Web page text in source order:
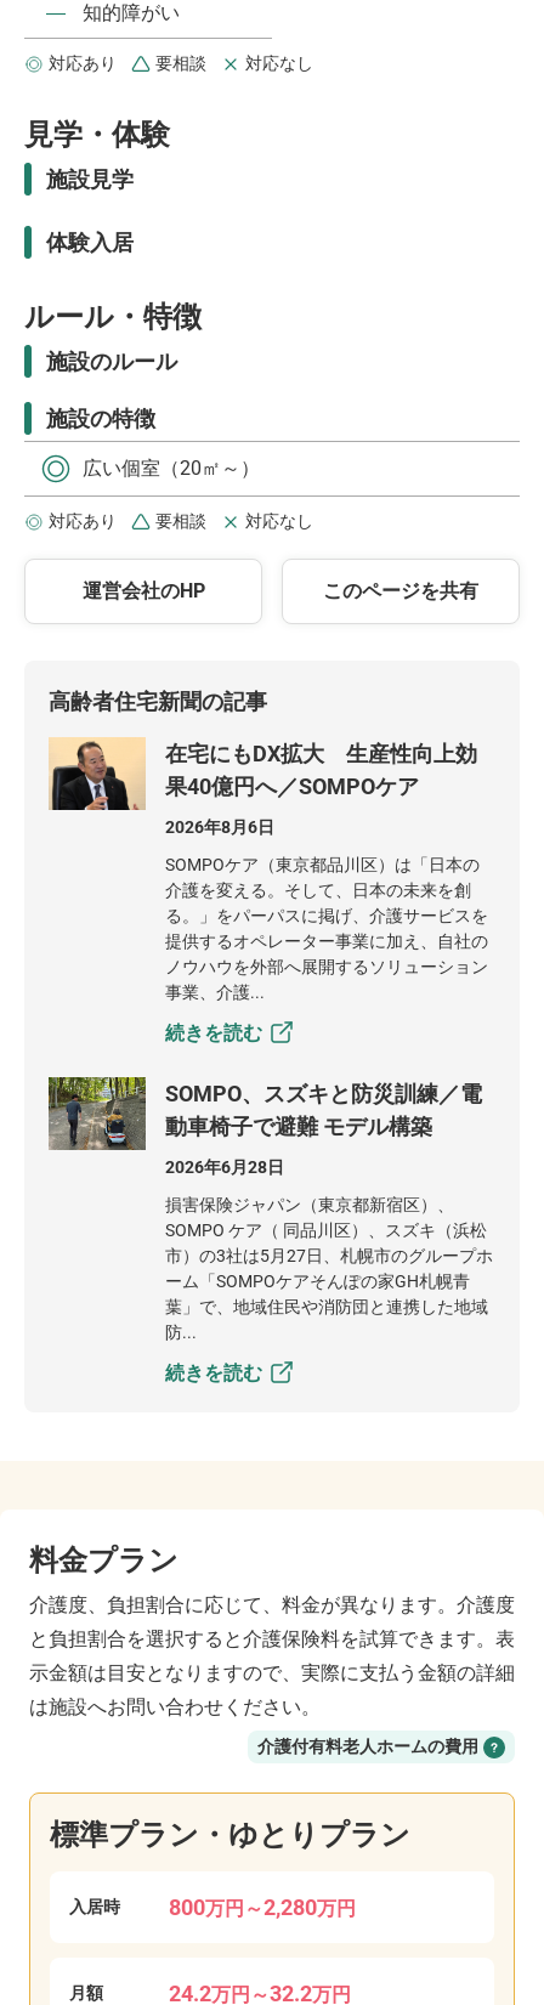
― 知的障がい
対応あり 要相談 対応なし
見学・体験
施設見学
体験入居
ルール・特徴
施設のルール
施設の特徴
広い個室（20㎡～）
対応あり 要相談 対応なし
運営会社のHP このページを共有
高齢者住宅新聞の記事
在宅にもDX拡大 生産性向上効
果40億円へ／SOMPOケア
2026年8月6日
SOMPOケア（東京都品川区）は「日本の
介護を変える。そして、日本の未来を創
る。」をパーパスに掲げ、介護サービスを
提供するオペレーター事業に加え、自社の
ノウハウを外部へ展開するソリューション
事業、介護...
続きを読む
SOMPO、スズキと防災訓練／電
動車椅子で避難 モデル構築
2026年6月28日
損害保険ジャパン（東京都新宿区）、
SOMPO ケア（ 同品川区）、スズキ（浜松
市）の3社は5月27日、札幌市のグループホ
ーム「SOMPOケアそんぽの家GH札幌青
葉」で、地域住民や消防団と連携した地域
防...
続きを読む
料金プラン
介護度、負担割合に応じて、料金が異なります。介護度
と負担割合を選択すると介護保険料を試算できます。表
示金額は目安となりますので、実際に支払う金額の詳細
は施設へお問い合わせください。
介護付有料老人ホームの費用
標準プラン・ゆとりプラン
入居時 800万円 ～2,280万円
月額 24.2万円 ～32.2万円